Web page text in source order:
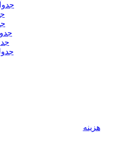
هزینه